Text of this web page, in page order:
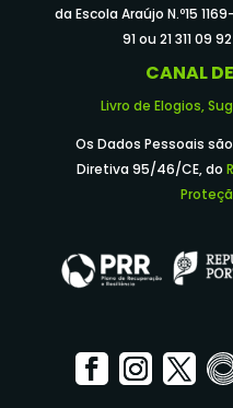
da Escola Araújo N.º15
91 ou 21 311 09
CANAL
Livro de Elogios,
Os Dados Pessoais
Diretiva 95/46/CE, do